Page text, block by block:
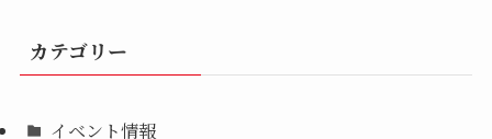
カテゴリー
イベント情報